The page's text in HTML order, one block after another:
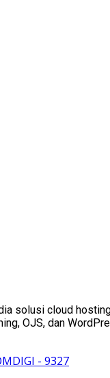
solusi cloud
OJS, dan